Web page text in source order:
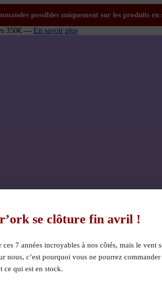
350€ — En savoir plus
se clôture fin avril !
7 années incroyables à nos côtés, mais le vent
nous, c’est pourquoi vous ne pourrez
ce qui est en stock.